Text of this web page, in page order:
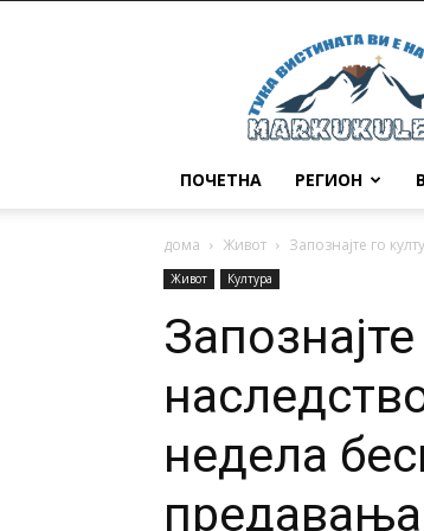
Маркукуле
ПОЧЕТНА РЕГИОН
дома Живот Запознајте го
Живот Култура
недела